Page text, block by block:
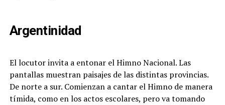
Argentinidad
El locutor invita a entonar el Himno Nacional. Las
pantallas muestran paisajes de las distintas provincias.
De norte a sur. Comienzan a cantar el Himno de manera
tímida, como en los actos escolares, pero va tomando